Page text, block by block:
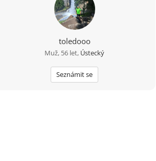
toledooo
Muž, 56 let, Ústecký
Seznámit se